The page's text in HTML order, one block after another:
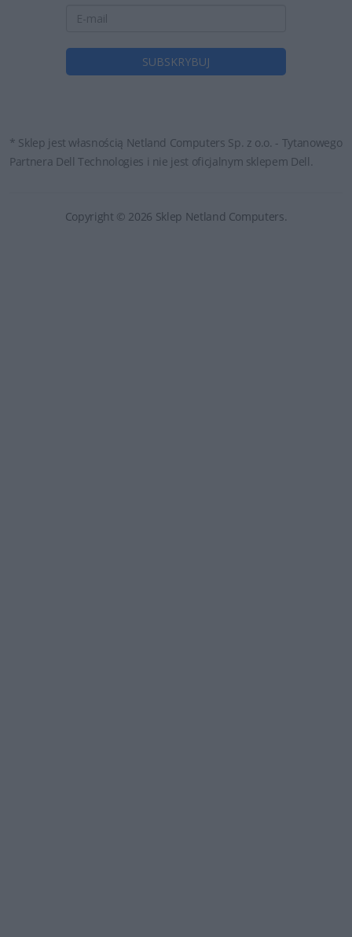
* Sklep jest własnością Netland Computers Sp. z o.o. - Tytanowego
Partnera Dell Technologies i nie jest oficjalnym sklepem Dell.
Copyright © 2026 Sklep Netland Computers.